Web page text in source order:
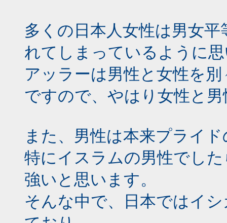
多くの日本人女性は男女
れてしまっているように
アッラーは男性と女性を
ですので、やはり女性と
また、男性は本来プライ
特にイスラムの男性でし
強いと思います。
そんな中で、日本ではイ